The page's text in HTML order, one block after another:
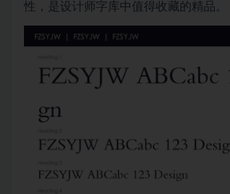
性，是设计师字库中值得收藏的精品。